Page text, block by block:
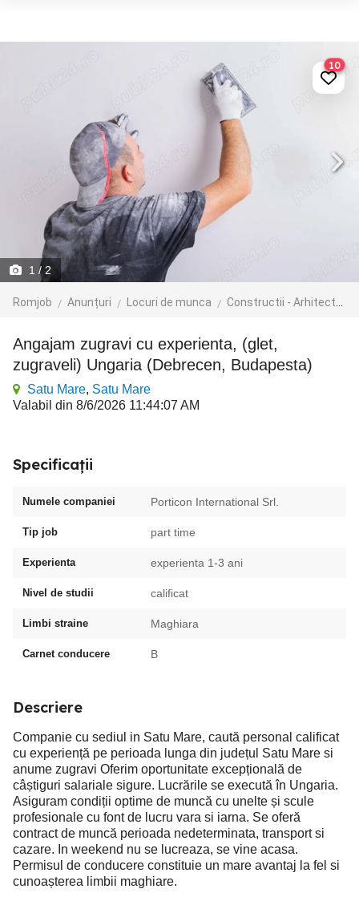
1 / 2
Romjob Anunțuri Locuri de munca Constructii - Arhitectura - Design
10
Angajam zugravi cu experienta, (glet,
zugraveli) Ungaria (Debrecen, Budapesta)
Satu Mare, Satu Mare
Valabil din 8/6/2026 11:44:07 AM
Specificații
Numele companiei Porticon International Srl.
Tip job part time
Experienta experienta 1-3 ani
Nivel de studii calificat
Limbi straine Maghiara
Carnet conducere B
Descriere
Companie cu sediul in Satu Mare, caută personal calificat
cu experiență pe perioada lunga din județul Satu Mare si
anume zugravi Oferim oportunitate excepțională de
câștiguri salariale sigure. Lucrările se execută în Ungaria.
Asiguram condiții optime de muncă cu unelte și scule
profesionale cu font de lucru vara si iarna. Se oferă
contract de muncă perioada nedeterminata, transport si
cazare. In weekend nu se lucreaza, se vine acasa.
Permisul de conducere constituie un mare avantaj la fel si
cunoașterea limbii maghiare.